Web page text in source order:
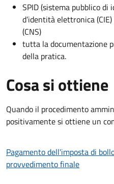
SPID (sistema pubblico
d’identità elettronica
(CNS)
tutta la documentazione
della pratica.
Cosa si ottiene
Quando il procedimento
positivamente si ottiene un
Pagamento dell'imposta di
provvedimento finale